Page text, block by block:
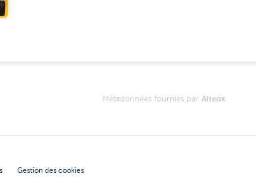
Métadonnées fournies par Alteox
Gestion des cookies